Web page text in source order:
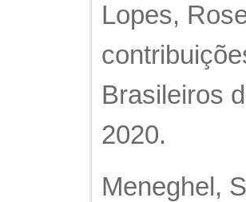
Lopes,
Brasileiros
2020.
Meneghel,